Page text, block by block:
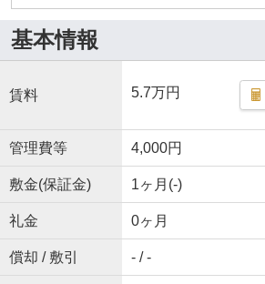
基本情報
賃料 5.7万円
管理費等 4,000円
敷金(保証金) 1ヶ月(-)
礼金 0ヶ月
償却 / 敷引 - / -